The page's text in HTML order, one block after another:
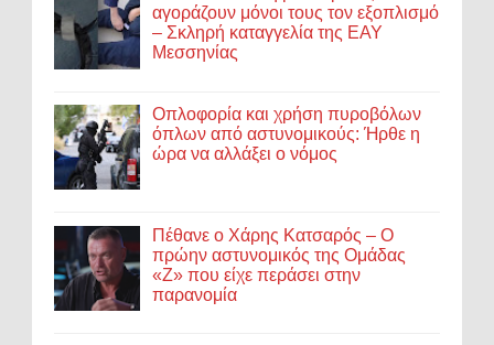
αγοράζουν μόνοι τους τον εξοπλισμό
– Σκληρή καταγγελία της ΕΑΥ
Μεσσηνίας
Οπλοφορία και χρήση πυροβόλων
όπλων από αστυνομικούς: Ήρθε η
ώρα να αλλάξει ο νόμος
Πέθανε ο Χάρης Κατσαρός – Ο
πρώην αστυνομικός της Ομάδας
«Ζ» που είχε περάσει στην
παρανομία